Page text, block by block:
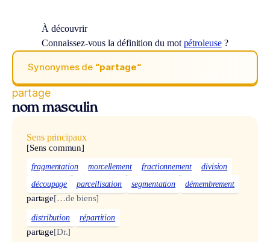
À découvrir
Connaissez-vous la définition du mot pétroleuse?
Synonymes de “partage“
partage
nom masculin
Sens principaux
[Sens commun]
fragmentation morcellement fractionnement
division
découpage
parcellisation segmentation démembrement
partage[…de biens]
distribution répartition
partage[Dr.]